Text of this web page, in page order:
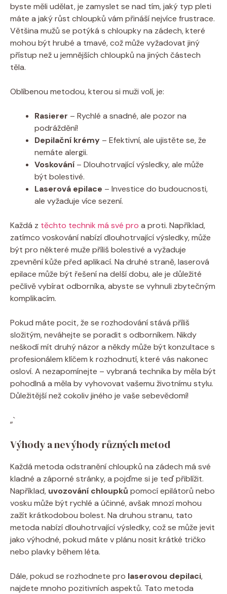
byste měli udělat, je zamyslet se nad tím, jaký typ pleti
máte a jaký růst chloupků vám přináší nejvíce frustrace.
Většina mužů se potýká s chloupky na zádech, které
mohou být hrubé a tmavé, což může vyžadovat jiný
přístup než u jemnějších chloupků na jiných částech
těla.
Oblíbenou metodou, kterou si muži volí, je:
Rasierer – Rychlé a snadné, ale pozor na
podráždění!
Depilační krémy – Efektivní, ale ujistěte se, že
nemáte alergii.
Voskování – Dlouhotrvající výsledky, ale může
být bolestivé.
Laserová epilace – Investice do budoucnosti,
ale vyžaduje více sezení.
Každá z těchto technik má své pro a proti. Například,
zatímco voskování nabízí dlouhotrvající výsledky, může
být pro některé muže příliš bolestivé a vyžaduje
zpevnění kůže před aplikací. Na druhé straně, laserová
epilace může být řešení na delší dobu, ale je důležité
pečlivě vybírat odborníka, abyste se vyhnuli zbytečným
komplikacím.
Pokud máte pocit, že se rozhodování stává příliš
složitým, neváhejte se poradit s odborníkem. Nikdy
neškodí mít druhý názor a někdy může být konzultace s
profesionálem klíčem k rozhodnutí, které vás nakonec
osloví. A nezapomínejte – vybraná technika by měla být
pohodlná a měla by vyhovovat vašemu životnímu stylu.
Důležitější než cokoliv jiného je vaše sebevědomí!
„`
Výhody a nevýhody různých metod
Každá metoda odstranění chloupků na zádech má své
kladné a záporné stránky, a pojďme si je teď přiblížit.
Například, uvozování chloupků pomocí epilátorů nebo
vosku může být rychlé a účinné, avšak mnozí mohou
zažít krátkodobou bolest. Na druhou stranu, tato
metoda nabízí dlouhotrvající výsledky, což se může jevit
jako výhodné, pokud máte v plánu nosit krátké tričko
nebo plavky během léta.
Dále, pokud se rozhodnete pro laserovou depilaci,
najdete mnoho pozitivních aspektů. Tato metoda